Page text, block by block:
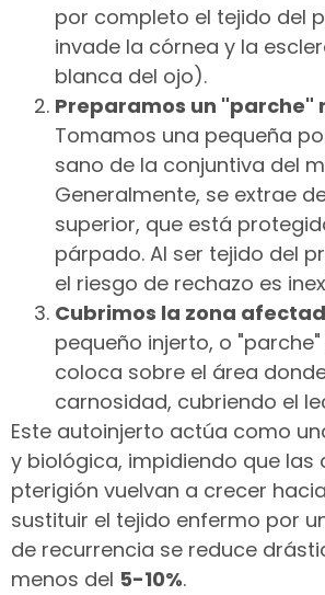
por completo el tejido del
invade la córnea y la
blanca del ojo).
Preparamos un "parche"
Tomamos una pequeña
sano de la conjuntiva del
Generalmente, se extrae
superior, que está
párpado. Al ser tejido del
el riesgo de rechazo es
Cubrimos la zona
pequeño injerto, o
coloca sobre el área
carnosidad, cubriendo el
Este autoinjerto actúa como
y biológica, impidiendo que las
pterigión vuelvan a crecer
sustituir el tejido enfermo por
de recurrencia se reduce
menos del 5-10%.